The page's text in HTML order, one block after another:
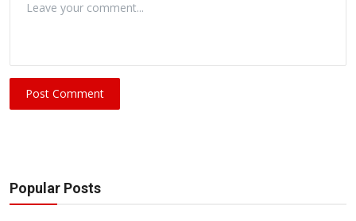
Post Comment
Popular Posts